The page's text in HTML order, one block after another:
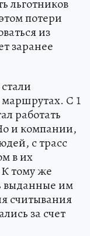
льготников
потери
из
заранее
С 1
работать
и компании,
с трасс
в их
К тому же
выданные им
считывания
за счет